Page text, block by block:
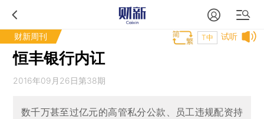
财新周刊 试听
T中
恒丰银行内讧
2016年09月26日第38期
数千万甚至过亿元的高管私分公款、员工违规配资持